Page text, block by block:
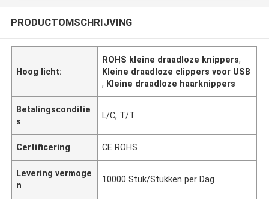
PRODUCTOMSCHRIJVING
Hoog licht:
ROHS kleine draadloze knippers,
Kleine draadloze clippers voor USB
, Kleine draadloze haarknippers
Betalingsconditie
s
L/C, T/T
Certificering CE ROHS
Levering vermoge
n
10000 Stuk/Stukken per Dag